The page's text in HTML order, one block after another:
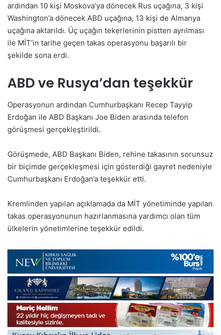
ardından 10 kişi Moskova’ya dönecek Rus uçağına, 3 kişi
Washington’a dönecek ABD uçağına, 13 kişi de Almanya
uçağına aktarıldı. Üç uçağın tekerlerinin pistten ayrılması
ile MİT’in tarihe geçen takas operasyonu başarılı bir
şekilde sona erdi.
ABD ve Rusya’dan teşekkür
Operasyonun ardından Cumhurbaşkanı Recep Tayyip
Erdoğan ile ABD Başkanı Joe Biden arasında telefon
görüşmesi gerçekleştirildi.
Görüşmede, ABD Başkanı Biden, rehine takasının sorunsuz
bir biçimde gerçekleşmesi için gösterdiği gayret nedeniyle
Cumhurbaşkanı Erdoğan’a teşekkür etti.
Kremlinden yapılan açıklamada da MİT yönetiminde yapılan
takas operasyonunun hazırlanmasına yardımcı olan tüm
ülkelerin yönetimlerine teşekkür edildi.